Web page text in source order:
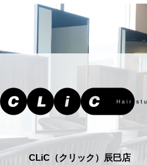
Hair studio CLIC
辰巳店
カラー ストレート
CLiC（クリック）辰巳店